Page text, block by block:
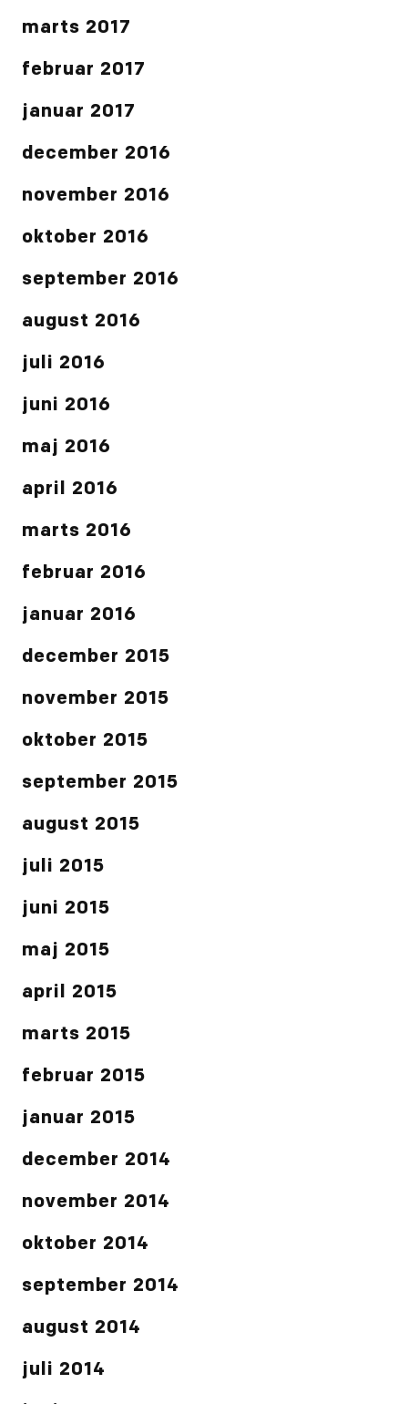
marts 2017
februar 2017
januar 2017
december 2016
november 2016
oktober 2016
september 2016
august 2016
juli 2016
juni 2016
maj 2016
april 2016
marts 2016
februar 2016
januar 2016
december 2015
november 2015
oktober 2015
september 2015
august 2015
juli 2015
juni 2015
maj 2015
april 2015
marts 2015
februar 2015
januar 2015
december 2014
november 2014
oktober 2014
september 2014
august 2014
juli 2014